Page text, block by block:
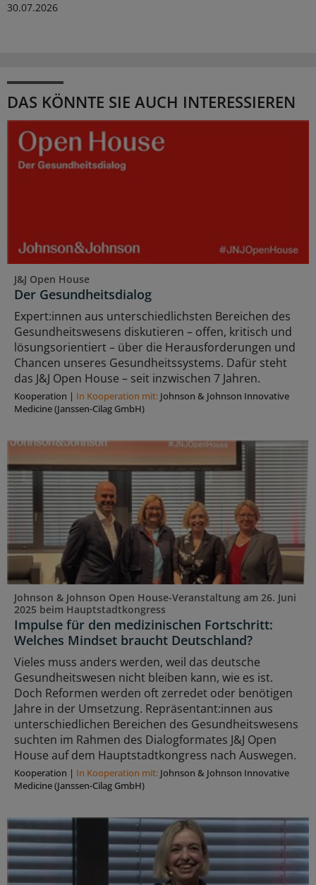
30.07.2026
DAS KÖNNTE SIE AUCH INTERESSIEREN
J&J Open House
Der Gesundheitsdialog
Expert:innen aus unterschiedlichsten Bereichen des
Gesundheitswesens diskutieren – offen, kritisch und
lösungsorientiert – über die Herausforderungen und
Chancen unseres Gesundheitssystems. Dafür steht
das J&J Open House – seit inzwischen 7 Jahren.
Kooperation | In Kooperation mit: Johnson & Johnson Innovative
Medicine (Janssen-Cilag GmbH)
Johnson & Johnson Open House-Veranstaltung am 26. Juni
2025 beim Hauptstadtkongress
Impulse für den medizinischen Fortschritt:
Welches Mindset braucht Deutschland?
Vieles muss anders werden, weil das deutsche
Gesundheitswesen nicht bleiben kann, wie es ist.
Doch Reformen werden oft zerredet oder benötigen
Jahre in der Umsetzung. Repräsentant:innen aus
unterschiedlichen Bereichen des Gesundheitswesens
suchten im Rahmen des Dialogformates J&J Open
House auf dem Hauptstadtkongress nach Auswegen.
Kooperation | In Kooperation mit: Johnson & Johnson Innovative
Medicine (Janssen-Cilag GmbH)